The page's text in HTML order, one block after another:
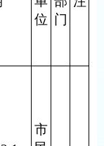
位 门
市